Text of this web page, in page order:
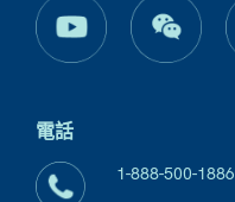
電話
1-888-500-1886